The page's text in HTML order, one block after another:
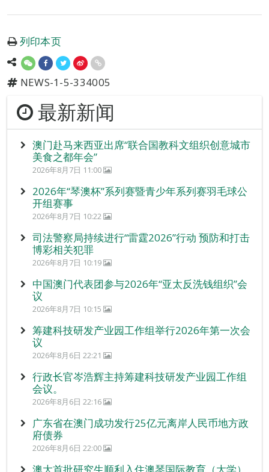
列印本页
NEWS-1-5-334005
最新新闻
澳门赴马来西亚出席“联合国教科文组织创意城市
美食之都年会”
2026年8月7日 11:00
2026年“琴澳杯”系列赛暨青少年系列赛羽毛球公
开组赛事
2026年8月7日 10:22
司法警察局持续进行“雷霆2026”行动 预防和打击
博彩相关犯罪
2026年8月7日 10:19
中国澳门代表团参与2026年“亚太反洗钱组织”会
议
2026年8月7日 10:15
筹建科技研发产业园工作组举行2026年第一次会
议
2026年8月6日 22:21
行政长官岑浩辉主持筹建科技研发产业园工作组
会议。
2026年8月6日 22:16
广东省在澳门成功发行25亿元离岸人民币地方政
府债券
2026年8月6日 22:00